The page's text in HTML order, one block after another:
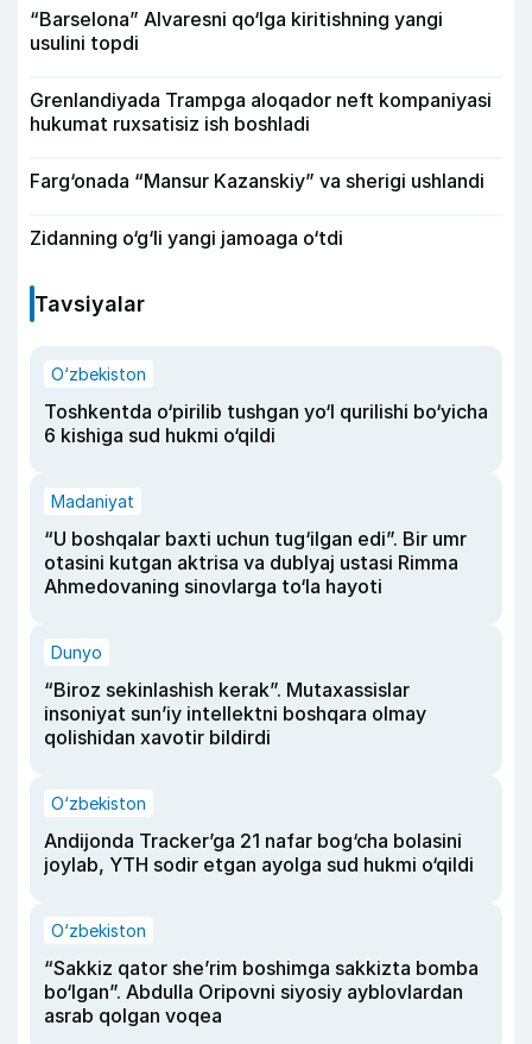
“Barselona” Alvaresni qo‘lga kiritishning yangi
usulini topdi
Grenlandiyada Trampga aloqador neft kompaniyasi
hukumat ruxsatisiz ish boshladi
Farg‘onada “Mansur Kazanskiy” va sherigi ushlandi
Zidanning o‘g‘li yangi jamoaga o‘tdi
Tavsiyalar
O‘zbekiston
Toshkentda o‘pirilib tushgan yo‘l qurilishi bo‘yicha
6 kishiga sud hukmi o‘qildi
Madaniyat
“U boshqalar baxti uchun tug‘ilgan edi”. Bir umr
otasini kutgan aktrisa va dublyaj ustasi Rimma
Ahmedovaning sinovlarga to‘la hayoti
Dunyo
“Biroz sekinlashish kerak”. Mutaxassislar
insoniyat sun’iy intellektni boshqara olmay
qolishidan xavotir bildirdi
O‘zbekiston
Andijonda Tracker’ga 21 nafar bog‘cha bolasini
joylab, YTH sodir etgan ayolga sud hukmi o‘qildi
O‘zbekiston
“Sakkiz qator she’rim boshimga sakkizta bomba
bo‘lgan”. Abdulla Oripovni siyosiy ayblovlardan
asrab qolgan voqea